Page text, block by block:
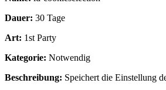
Dauer: 30 Tage
Art: 1st Party
Kategorie: Notwendig
Beschreibung: Speichert die Einstellung